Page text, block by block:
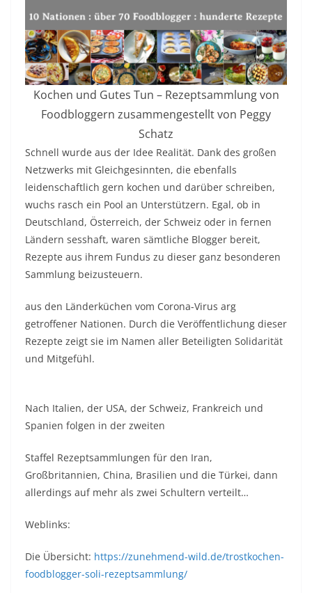
Kochen und Gutes Tun – Rezeptsammlung von
Foodbloggern zusammengestellt von Peggy
Schatz
Schnell wurde aus der Idee Realität. Dank des großen
Netzwerks mit Gleichgesinnten, die ebenfalls
leidenschaftlich gern kochen und darüber schreiben,
wuchs rasch ein Pool an Unterstützern. Egal, ob in
Deutschland, Österreich, der Schweiz oder in fernen
Ländern sesshaft, waren sämtliche Blogger bereit,
Rezepte aus ihrem Fundus zu dieser ganz besonderen
Sammlung beizusteuern.
aus den Länderküchen vom Corona-Virus arg
getroffener Nationen. Durch die Veröffentlichung dieser
Rezepte zeigt sie im Namen aller Beteiligten Solidarität
und Mitgefühl.
Nach Italien, der USA, der Schweiz, Frankreich und
Spanien folgen in der zweiten
Staffel Rezeptsammlungen für den Iran,
Großbritannien, China, Brasilien und die Türkei, dann
allerdings auf mehr als zwei Schultern verteilt…
Weblinks:
Die Übersicht: https://zunehmend-wild.de/trostkochen-
foodblogger-soli-rezeptsammlung/